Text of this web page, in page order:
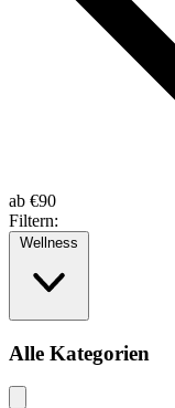
ab €90
Filtern:
Wellness
Alle Kategorien